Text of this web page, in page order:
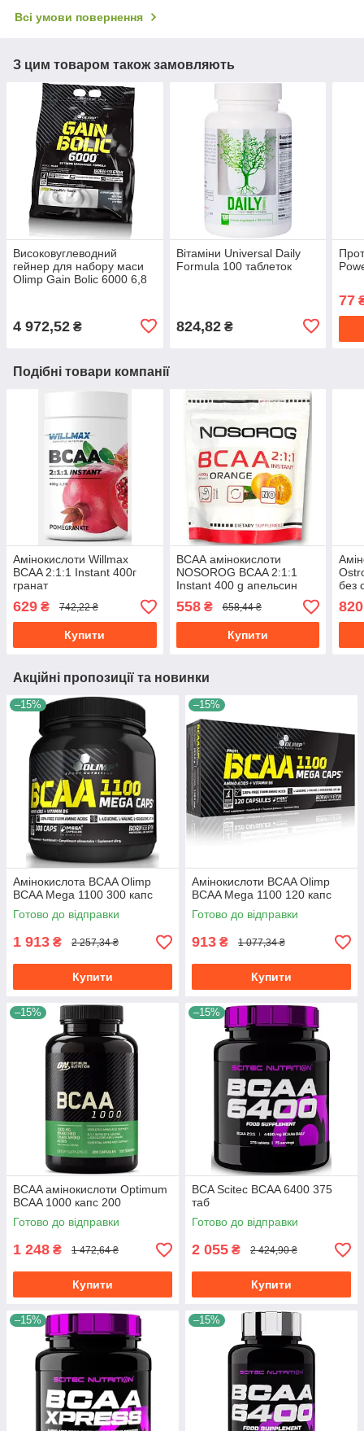
Всі умови повернення
З цим товаром також замовляють
Високовуглеводний
гейнер для набору маси
Olimp Gain Bolic 6000 6,8
4 972,52 ₴
Вітаміни Universal Daily
Formula 100 таблеток
824,82₴
77
Подібні товари компанії
Амінокислоти Willmax
BCAA 2:1:1 Instant 400г
гранат
629 ₴ 742,22 ₴
Купити
ВСАА амінокислоти
NOSOROG BCAA 2:1:1
Instant 400 g апельсин
558₴ 658,44 ₴
Купити
без
820
Акційні пропозиції та новинки
–15%
Амінокислота BCAA Olimp
BCAA Mega 1100 300 капс
Готово до відправки
1 913 ₴ 2 257,34 ₴
Купити
–15%
Амінокислоти BCAA Olimp
BCAA Mega 1100 120 капс
Готово до відправки
913 ₴ 1 077,34 ₴
Купити
–15%
BCAA амінокислоти Optimum
BCAA 1000 капс 200
Готово до відправки
1 248 ₴ 1 472,64 ₴
Купити
–15%
BCA Scitec BCAA 6400 375
таб
Готово до відправки
2 055 ₴ 2 424,90 ₴
Купити
–15% –15%